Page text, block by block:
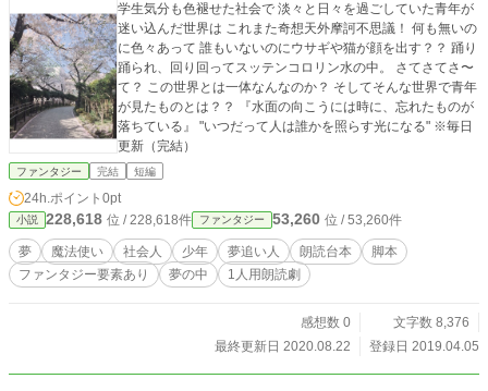
学生気分も色褪せた社会で 淡々と日々を過ごしていた青年が
迷い込んだ世界は これまた奇想天外摩訶不思議！ 何も無いの
に色々あって 誰もいないのにウサギや猫が顔を出す？？ 踊り
踊られ、回り回ってスッテンコロリン水の中。 さてさてさ〜
て？ この世界とは一体なんなのか？ そしてそんな世界で青年
が見たものとは？？ 『水面の向こうには時に、忘れたものが
落ちている』 "いつだって人は誰かを照らす光になる" ※毎日
更新（完結）
ファンタジー 完結 短編
24h.ポイント 0pt
小説 228,618 位 / 228,618件 ファンタジー 53,260 位 / 53,260件
夢 魔法使い 社会人 少年 夢追い人 朗読台本
脚本
ファンタジー要素あり
夢の中 1人用朗読劇
感想数 0
文字数 8,376
最終更新日 2020.08.22
登録日 2019.04.05